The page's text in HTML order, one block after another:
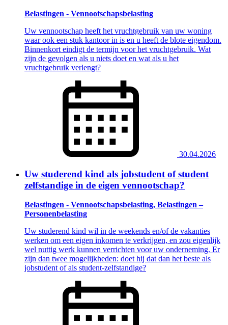
Belastingen - Vennootschapsbelasting
Uw vennootschap heeft het vruchtgebruik van uw woning
waar ook een stuk kantoor in is en u heeft de blote eigendom.
Binnenkort eindigt de termijn voor het vruchtgebruik. Wat
zijn de gevolgen als u niets doet en wat als u het
vruchtgebruik verlengt?
30.04.2026
Uw studerend kind als jobstudent of student
zelfstandige in de eigen vennootschap?
Belastingen - Vennootschapsbelasting, Belastingen –
Personenbelasting
Uw studerend kind wil in de weekends en/of de vakanties
werken om een eigen inkomen te verkrijgen, en zou eigenlijk
wel nuttig werk kunnen verrichten voor uw onderneming. Er
zijn dan twee mogelijkheden: doet hij dat dan het beste als
jobstudent of als student-zelfstandige?